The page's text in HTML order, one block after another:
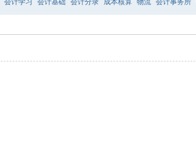
会计学习 会计基础 会计分录 成本核算 物流 会计事务所